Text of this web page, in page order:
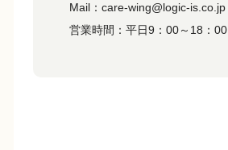
Mail：care-wing@logic-is.co.jp
営業時間：平日9：00～18：00